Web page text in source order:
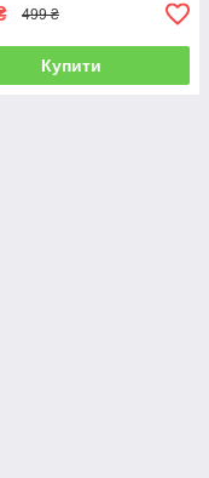
499 ₴
Купити